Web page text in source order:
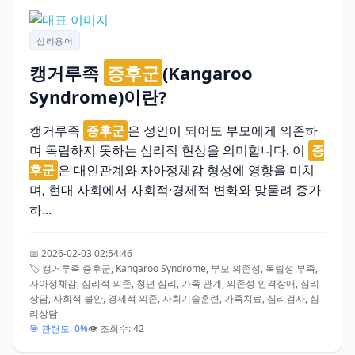
심리용어
캥거루족 증후군(Kangaroo
Syndrome)이란?
캥거루족 증후군 은 성인이 되어도 부모에게 의존하
며 독립하지 못하는 심리적 현상을 의미합니다. 이 증
후군 은 대인관계와 자아정체감 형성에 영향을 미치
며, 현대 사회에서 사회적·경제적 변화와 맞물려 증가
하...
📅 2026-02-03 02:54:46
🏷️ 캥거루족 증후군, Kangaroo Syndrome, 부모 의존성, 독립성 부족,
자아정체감, 심리적 의존, 청년 심리, 가족 관계, 의존성 인격장애, 심리
상담, 사회적 불안, 경제적 의존, 사회기술훈련, 가족치료, 심리검사, 심
리상담
🎯 관련도: 0%👁️ 조회수: 42